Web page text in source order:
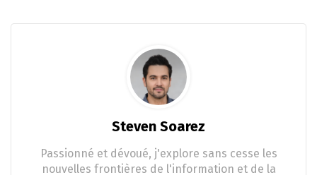
Steven Soarez
Passionné et dévoué, j'explore sans cesse les
nouvelles frontières de l'information et de la